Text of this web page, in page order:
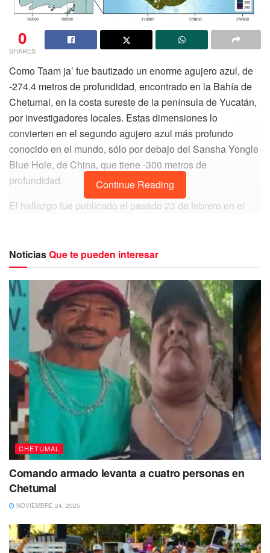
0
SHARES
Como Taam ja’ fue bautizado un enorme agujero azul, de
-274.4 metros de profundidad, encontrado en la Bahía de
Chetumal, en la costa sureste de la península de Yucatán,
por investigadores locales. Estas dimensiones lo
convierten en el segundo agujero azul más profundo
conocido en el mundo, sólo por debajo del Sansha Yongle
Blue Hole, de China, que tiene -300 metros de
profundidad.
El hallazgo fue publicado el pasado 23 de febrero en el
en el Caribe Occidental: The Taam ja’ Blue Hole” y está
firmado por los investigadores del Colegio de la Frontera
Sur (Ecosur) campus Chetumal Juan C. Alcérreca-Huerta,
Teresa Álvarez-Legorreta, Laura Carrillo, Laura M. Flórez-
Franco, Oscar F. Reyes-Mendoza y Joan A. Sánchez-
Sánchez.
La publicación señala que el muestreo y estudio del
agujero azul se realizó en septiembre de 2021 mediante
buceo, ecosondas, perfiladores CTD (medidores de la
salinidad del agua) y la recolección de muestras de agua.
Continue Reading
NoticiasQue te pueden interesar
CHETUMAL
Comando armado levanta a cuatro personas en
Chetumal
NOVIEMBRE 24, 2025